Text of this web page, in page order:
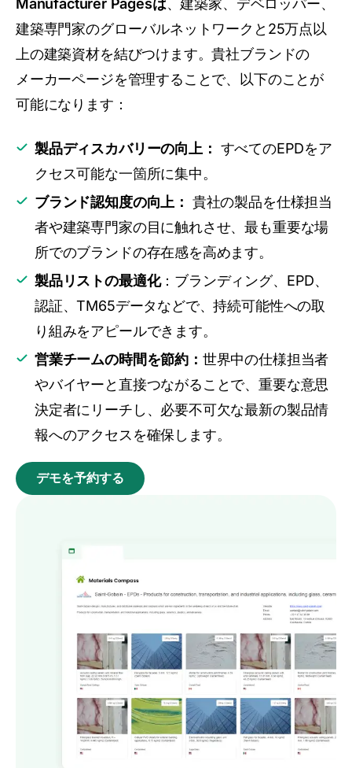
Manufacturer Pagesは、建築家、デベロッパー、
建築専門家のグローバルネットワークと25万点以
上の建築資材を結びつけます。貴社ブランドの
メーカーページを管理することで、以下のことが
可能になります：
製品ディスカバリーの向上： すべてのEPDをア
クセス可能な一箇所に集中。
ブランド認知度の向上： 貴社の製品を仕様担当
者や建築専門家の目に触れさせ、最も重要な場
所でのブランドの存在感を高めます。
製品リストの最適化：ブランディング、EPD、
認証、TM65データなどで、持続可能性への取
り組みをアピールできます。
営業チームの時間を節約： 世界中の仕様担当者
やバイヤーと直接つながることで、重要な意思
決定者にリーチし、必要不可欠な最新の製品情
報へのアクセスを確保します。
デモを予約する